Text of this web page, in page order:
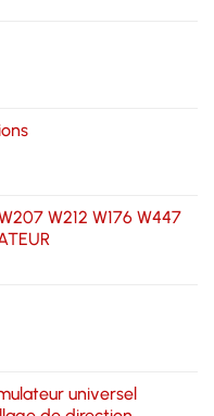
est :
W212 W176 W447
universel